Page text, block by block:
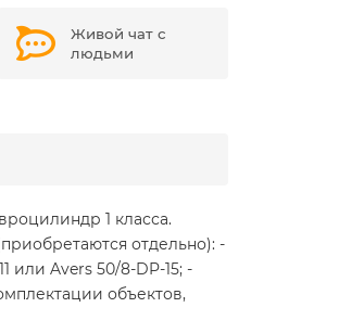
Живой чат с
людьми
1 класса.
отдельно): -
или Avers 50/8-DP-15; -
объектов,